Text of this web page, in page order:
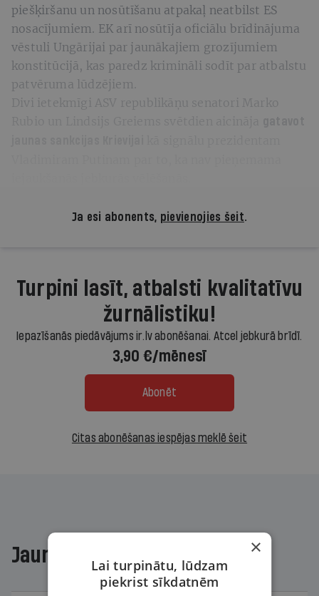
piešķiršanu un nosūtīšanu atpakaļ neatbilst ES
nosacījumiem. EK arī nosūtīja oficiālu brīdinājuma
vēstuli Ungārijai par jaunākajiem grozījumiem
konstitūcijā, kas paredz krimināli sodīt par atbalstu
patvēruma lūdzējiem.
Divi ietekmīgi ASV republikāņu senatori Marko
Ja esi abonents, pievienojies šeit.
Turpini lasīt, atbalsti kvalitatīvu
žurnālistiku!
Iepazīšanās piedāvājums ir.lv abonēšanai. Atcel jebkurā brīdī.
3,90 €/mēnesī
Abonēt
Citas abonēšanas iespējas meklē šeit
Jaunākajā žurnālā ×
Lai turpinātu, lūdzam
piekrist sīkdatnēm